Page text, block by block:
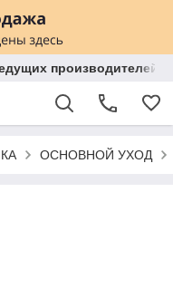
производителей
ОСНОВНОЙ УХОД